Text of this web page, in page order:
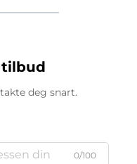
tilbud
deg snart.
0/100